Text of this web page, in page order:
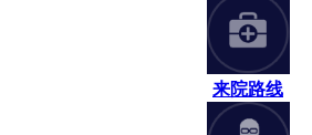
来院路线